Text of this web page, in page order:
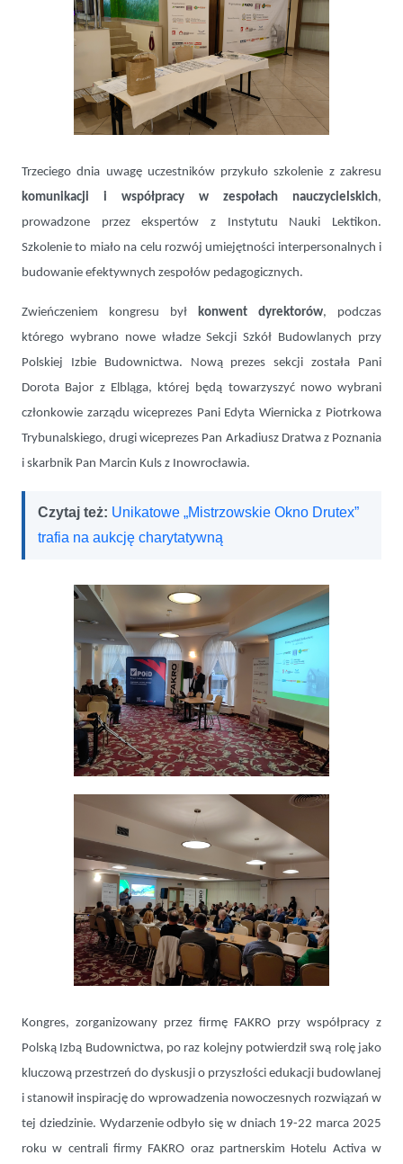
Trzeciego dnia uwagę uczestników przykuło szkolenie z zakresu
komunikacji i współpracy w zespołach nauczycielskich,
prowadzone przez ekspertów z Instytutu Nauki Lektikon.
Szkolenie to miało na celu rozwój umiejętności interpersonalnych i
budowanie efektywnych zespołów pedagogicznych.
Zwieńczeniem kongresu był konwent dyrektorów, podczas
którego wybrano nowe władze Sekcji Szkół Budowlanych przy
Polskiej Izbie Budownictwa. Nową prezes sekcji została Pani
Dorota Bajor z Elbląga, której będą towarzyszyć nowo wybrani
członkowie zarządu wiceprezes Pani Edyta Wiernicka z Piotrkowa
Trybunalskiego, drugi wiceprezes Pan Arkadiusz Dratwa z Poznania
i skarbnik Pan Marcin Kuls z Inowrocławia.
Czytaj też: Unikatowe „Mistrzowskie Okno Drutex”
trafia na aukcję charytatywną
Kongres, zorganizowany przez firmę FAKRO przy współpracy z
Polską Izbą Budownictwa, po raz kolejny potwierdził swą rolę jako
kluczową przestrzeń do dyskusji o przyszłości edukacji budowlanej
i stanowił inspirację do wprowadzenia nowoczesnych rozwiązań w
tej dziedzinie. Wydarzenie odbyło się w dniach 19-22 marca 2025
roku w centrali firmy FAKRO oraz partnerskim Hotelu Activa w